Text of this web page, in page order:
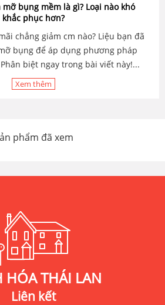
bụng mềm là gì? Loại nào khó
khắc phục hơn?
chẳng giảm cm nào? Liệu bạn đã
bụng để áp dụng phương pháp
biệt ngay trong bài viết này!...
Xem thêm
phẩm đã xem
HÓA THÁI LAN
Liên kết